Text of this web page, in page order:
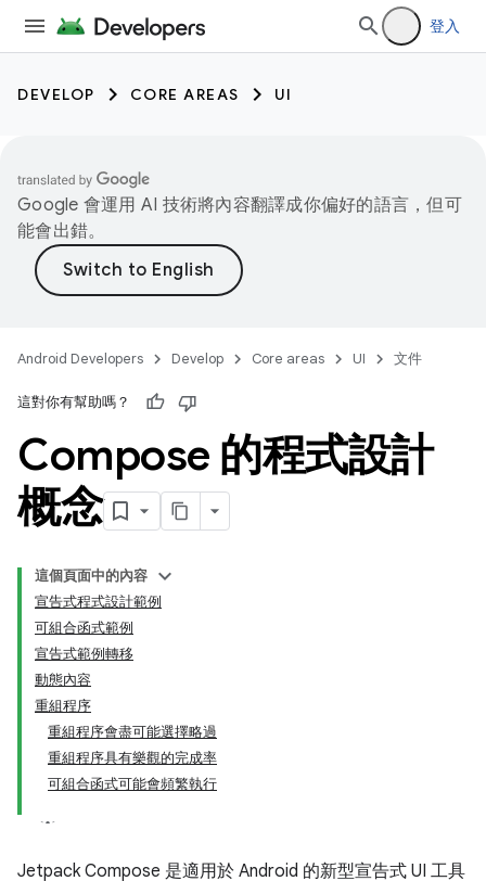
登入
DEVELOP CORE AREAS UI
Google 會運用 AI 技術將內容翻譯成你偏好的語言，但可
能會出錯。
Android Developers Develop Core areas UI 文件
這對你有幫助嗎？
Compose 的程式設計
概念
這個頁面中的內容
宣告式程式設計範例
可組合函式範例
宣告式範例轉移
動態內容
重組程序
重組程序會盡可能選擇略過
重組程序具有樂觀的完成率
可組合函式可能會頻繁執行
Jetpack Compose 是適用於 Android 的新型宣告式 UI 工具